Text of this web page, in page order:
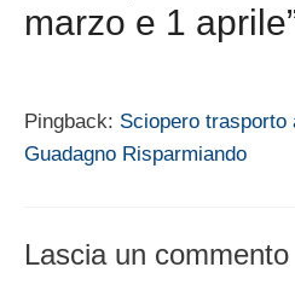
marzo e 1
Pingback: Sciopero trasporto
Guadagno Risparmiando
Lascia un commento